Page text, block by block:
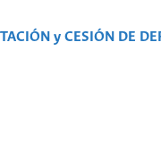
y CESIÓN DE